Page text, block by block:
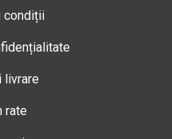
condiții
livrare
rate